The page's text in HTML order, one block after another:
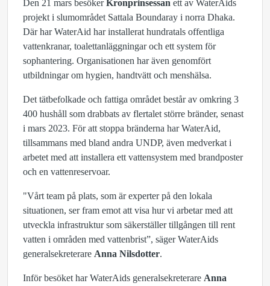
Den 21 mars besökerKronprinsessan ett av WaterAids
projekt i slumområdet Sattala Boundaray i norra Dhaka.
Där har WaterAid har installerat hundratals offentliga
vattenkranar, toalettanläggningar och ett system för
sophantering. Organisationen har även genomfört
utbildningar om hygien, handtvätt och menshälsa.
Det tätbefolkade och fattiga området består av omkring 3
400 hushåll som drabbats av flertalet större bränder, senast
i mars 2023. För att stoppa bränderna har WaterAid,
tillsammans med bland andra UNDP, även medverkat i
arbetet med att installera ett vattensystem med brandposter
och en vattenreservoar.
"Vårt team på plats, som är experter på den lokala
situationen, ser fram emot att visa hur vi arbetar med att
utveckla infrastruktur som säkerställer tillgången till rent
vatten i områden med vattenbrist”, säger WaterAids
generalsekreterare Anna Nilsdotter.
Inför besöket har WaterAids generalsekreterare Anna